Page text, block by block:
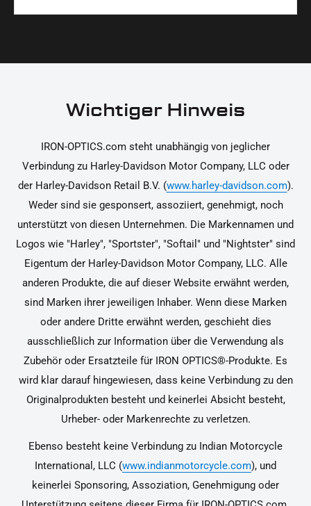
korrekt an deinem Motorrad zu installieren.
Ja, du kannst die Teile innerhalb von 14 Tagen
Rücksendung findest du in unseren
Wichtiger Hinweis
IRON-OPTICS.com steht unabhängig von jeglicher
Verbindung zu Harley-Davidson Motor Company, LLC oder
der Harley-Davidson Retail B.V. (www.harley-davidson.com).
Weder sind sie gesponsert, assoziiert, genehmigt, noch
unterstützt von diesen Unternehmen. Die Markennamen und
Logos wie "Harley", "Sportster", "Softail" und "Nightster" sind
Eigentum der Harley-Davidson Motor Company, LLC. Alle
anderen Produkte, die auf dieser Website erwähnt werden,
sind Marken ihrer jeweiligen Inhaber. Wenn diese Marken
oder andere Dritte erwähnt werden, geschieht dies
ausschließlich zur Information über die Verwendung als
Zubehör oder Ersatzteile für IRON OPTICS®-Produkte. Es
wird klar darauf hingewiesen, dass keine Verbindung zu den
Originalprodukten besteht und keinerlei Absicht besteht,
Urheber- oder Markenrechte zu verletzen.
Ebenso besteht keine Verbindung zu Indian Motorcycle
International, LLC (www.indianmotorcycle.com), und
keinerlei Sponsoring, Assoziation, Genehmigung oder